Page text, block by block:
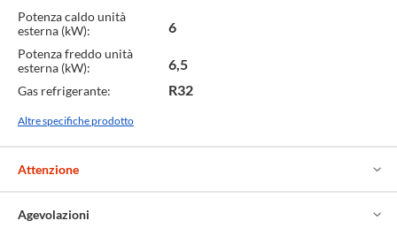
Potenza caldo unità
esterna (kW):
6
Potenza freddo unità
esterna (kW):
6,5
Gas refrigerante: R32
Altre specifiche prodotto
Attenzione
Agevolazioni